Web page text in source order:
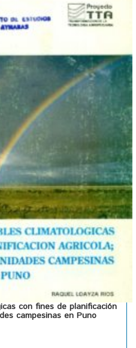
con fines de planificación
campesinas en Puno